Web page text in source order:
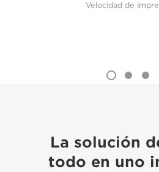
Velocidad de
La solución
todo en uno